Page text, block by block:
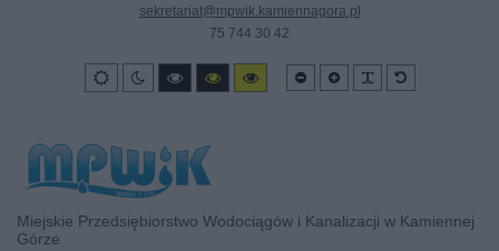
sekretariat@mpwik.kamiennagora.pl
75 744 30 42
Wygląd
standardowy
Tryb
nocny
High
contrast
High
contrast
High
contrast
Smaller
font
Larger
font
Default
font
Miejskie Przedsiębiorstwo Wodociągów i Kanalizacji w Kamiennej
Górze